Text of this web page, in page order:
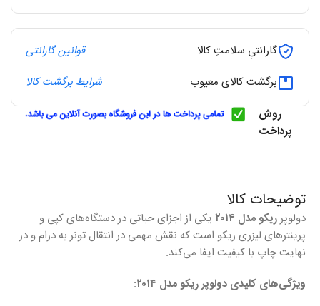
گارانتیِ سلامتِ کالا
قوانین گارانتی
برگشت کالای معیوب
شرایط برگشت کالا
روش
پرداخت
توضیحات کالا
دولوپرریکو مدل ۲۰۱۴
یکی از اجزای حیاتی در دستگاه‌های کپی و
پرینترهای لیزری ریکو است که نقش مهمی در انتقال تونر به درام و در
نهایت چاپ با کیفیت ایفا می‌کند.
ویژگی‌های کلیدی دولوپر ریکو مدل ۲۰۱۴: